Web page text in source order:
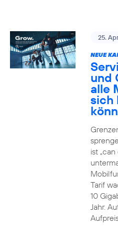
25.
NEUE
und
alle
sich
ist
Tarif
10
Jahr.